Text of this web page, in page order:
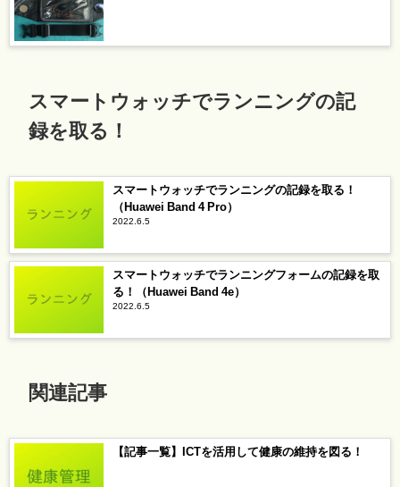
スマートウォッチでランニングの記
録を取る！
スマートウォッチでランニングの記録を取る！
（Huawei Band 4 Pro）
2022.6.5
スマートウォッチでランニングフォームの記録を取
る！（Huawei Band 4e）
2022.6.5
関連記事
【記事一覧】ICTを活用して健康の維持を図る！